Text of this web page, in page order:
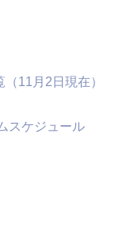
11月2日現在）
スケジュール